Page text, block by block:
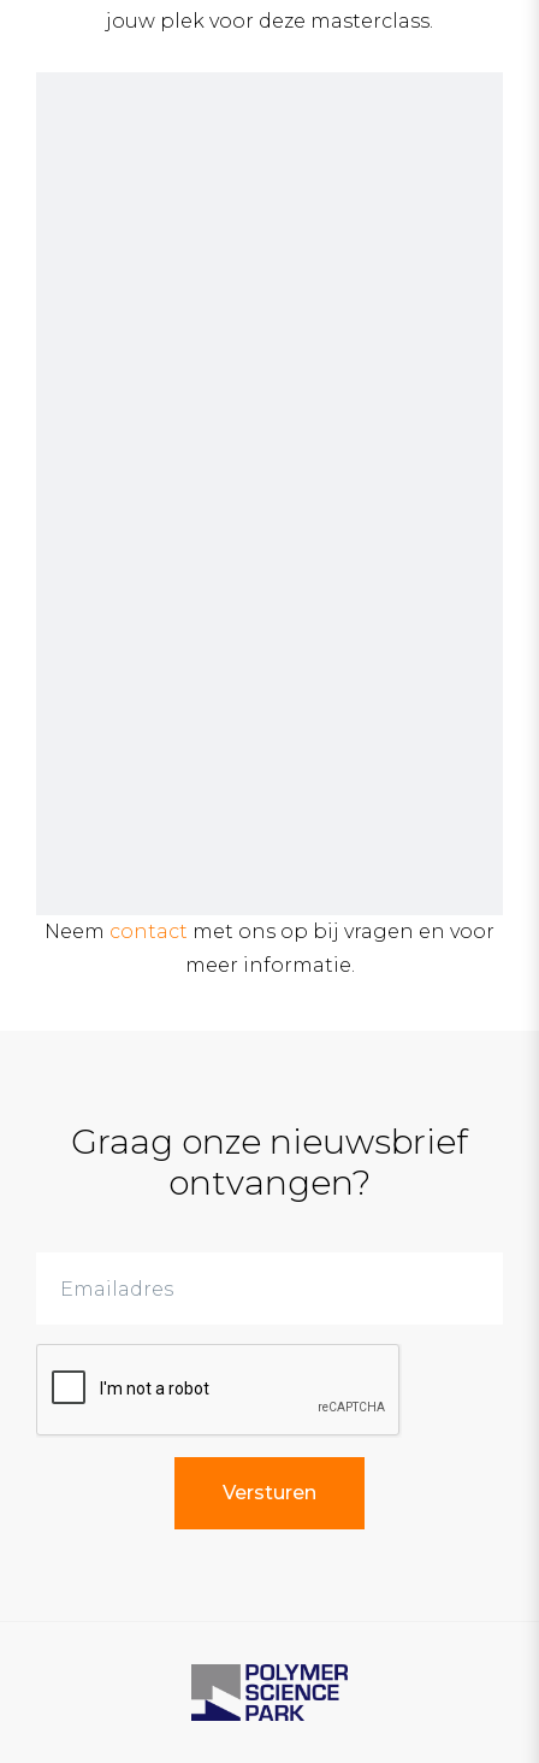
jouw plek voor deze masterclass.
Neem contact met ons op bij vragen en voor
meer informatie.
Graag onze nieuwsbrief
ontvangen?